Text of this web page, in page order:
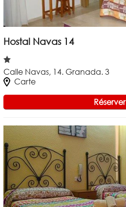
Hostal Navas 14
Calle Navas, 14. Granada. 3
Carte
Réserver